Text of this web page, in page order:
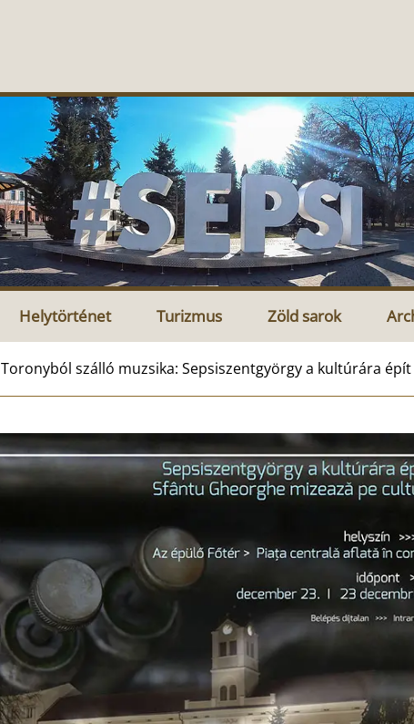
Helytörténet Turizmus Zöld sarok
Toronyból szálló muzsika: Sepsiszentgyörgy a kultúrára